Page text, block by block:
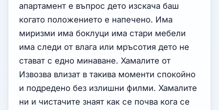
апартамент е въпрос дето изскача баш
когато положението е напечено. Има
миризми има боклуци има стари мебели
има следи от влага или мръсотия дето не
стават с едно минаване. Хамалите от
Извозва влизат в такива моменти спокойно
и подредено без излишни филми. Хамалите
ни и чистачите знаят как се почва кога се